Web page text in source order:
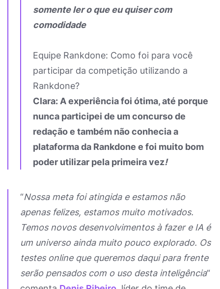
somente ler o que eu quiser com
comodidade
Equipe Rankdone: Como foi para você
participar da competição utilizando a
Rankdone?
Clara: A experiência foi ótima, até porque
nunca participei de um concurso de
redação e também não conhecia a
plataforma da Rankdone e foi muito bom
poder utilizar pela primeira vez!
“Nossa meta foi atingida e estamos não
apenas felizes, estamos muito motivados.
Temos novos desenvolvimentos à fazer e IA é
um universo ainda muito pouco explorado. Os
testes online que queremos daqui para frente
serão pensados com o uso desta inteligência“